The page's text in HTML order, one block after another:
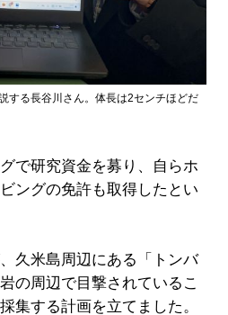
する長谷川さん。体長は2センチほどだ
で研究資金を募り、自らホ
ングの免許も取得したとい
久米島周辺にある「トンバ
の周辺で目撃されているこ
集する計画を立てました。